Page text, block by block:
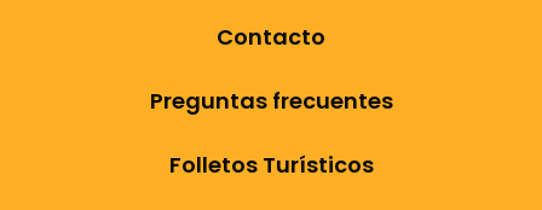
Contacto
Preguntas frecuentes
Folletos Turísticos